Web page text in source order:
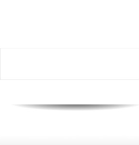
البابا لاوُن: الجامعات اليسوعية مدعوّة إلى